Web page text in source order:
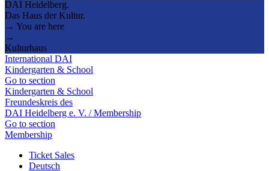
DAI Heidelberg.
Das Haus der Kultur.
→ You are here
→
Kulturhaus
International DAI
Kindergarten & School
Go to section
Kindergarten & School
Freundeskreis des
DAI Heidelberg e. V. / Membership
Go to section
Membership
Ticket Sales
Deutsch